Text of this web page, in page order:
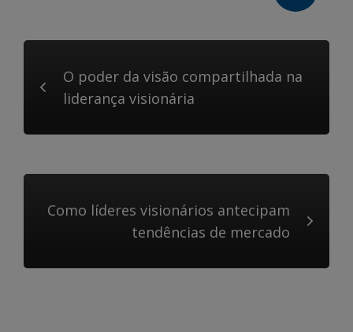
O poder da visão compartilhada na
liderança visionária
Como líderes visionários antecipam
tendências de mercado